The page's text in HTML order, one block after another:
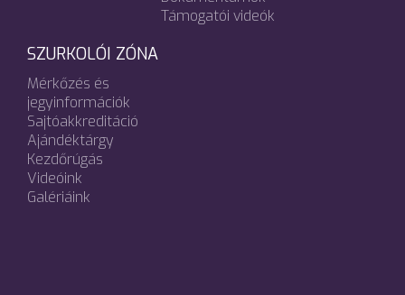
Támogatói videók
SZURKOLÓI ZÓNA
Mérkőzés és
jegyinformációk
Sajtóakkreditáció
Ajándéktárgy
Kezdőrúgás
Videóink
Galériáink